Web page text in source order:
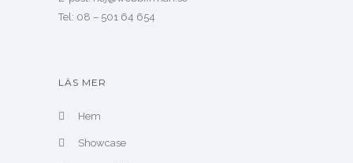
Tel: 08 – 501 64 654
LÄS MER
Hem
Showcase